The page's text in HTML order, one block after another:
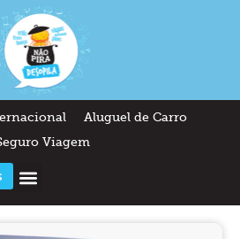
Aluguel de Carro
Viagem